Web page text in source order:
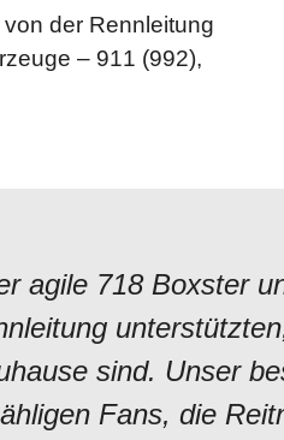
der Rennleitung
– 911 (992),
agile 718 Boxster
sind. Unser
Fans, die